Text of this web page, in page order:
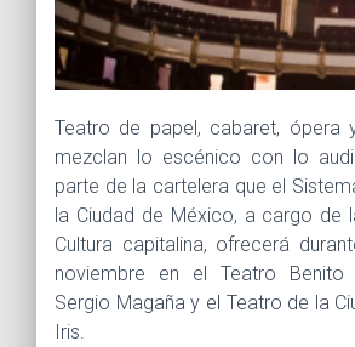
Teatro de papel, cabaret, ópera
mezclan lo escénico con lo
parte de la cartelera que el
la Ciudad de México, a cargo de
Cultura capitalina, ofrecerá
noviembre en el Teatro Benito
Sergio Magaña y el Teatro de la
Iris.